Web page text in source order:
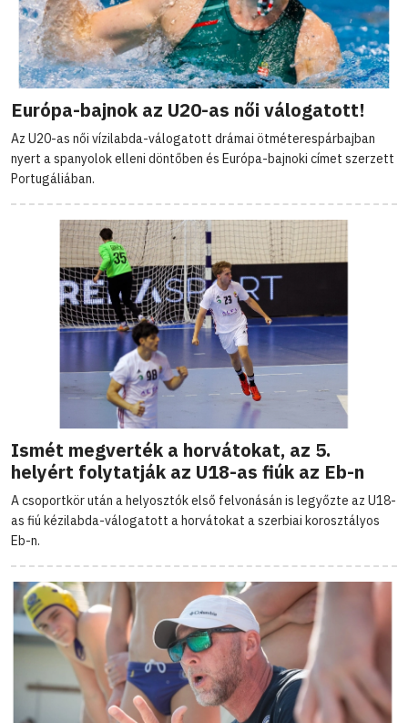
Európa-bajnok az U20-as női válogatott!
Az U20-as női vízilabda-válogatott drámai ötméterespárbajban
nyert a spanyolok elleni döntőben és Európa-bajnoki címet szerzett
Portugáliában.
Ismét megverték a horvátokat, az 5.
helyért folytatják az U18-as fiúk az Eb-n
A csoportkör után a helyosztók első felvonásán is legyőzte az U18-
as fiú kézilabda-válogatott a horvátokat a szerbiai korosztályos
Eb-n.